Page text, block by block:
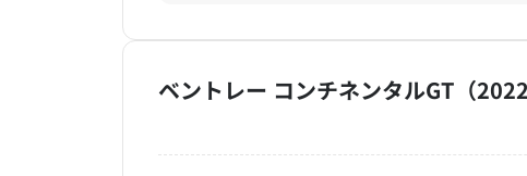
ベントレー コンチネンタルGT（